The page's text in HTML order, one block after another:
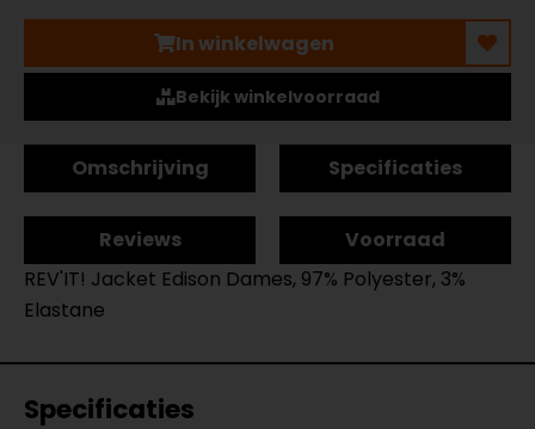
In winkelwagen
Bekijk winkelvoorraad
Omschrijving Specificaties
Reviews
Voorraad
REV'IT! Jacket Edison Dames, 97% Polyester, 3%
Elastane
Specificaties